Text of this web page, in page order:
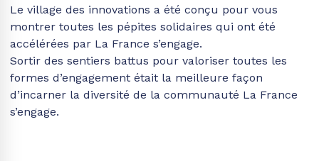
Le village des innovations a été conçu pour vous
montrer toutes les pépites solidaires qui ont été
accélérées par La France s’engage.
Sortir des sentiers battus pour valoriser toutes les
formes d’engagement était la meilleure façon
d’incarner la diversité de la communauté La France
s’engage.